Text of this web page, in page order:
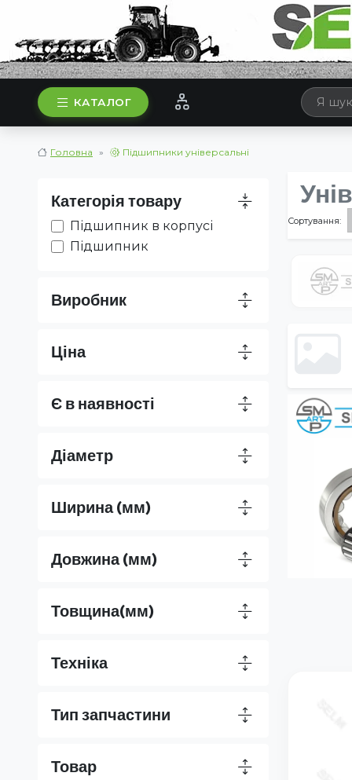
КАТАЛОГ
Головна Підшипники універсальні
Категорія товару
Підшипник в корпусі
Підшипник
Виробник
Ціна
Є в наявності
Діаметр
Ширина (мм)
Довжина (мм)
Товщина(мм)
Техніка
Тип запчастини
Товар
Сортування: